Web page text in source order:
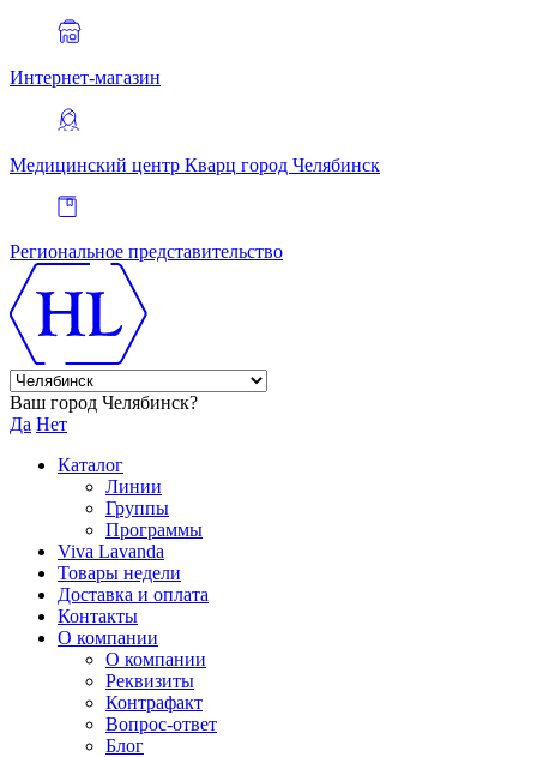
Интернет-магазин
Медицинский центр Кварц город Челябинск
Региональное представительство
Ваш город Челябинск?
Да Нет
Каталог
Линии
Группы
Программы
Viva Lavanda
Товары недели
Доставка и оплата
Контакты
О компании
О компании
Реквизиты
Контрафакт
Вопрос-ответ
Блог